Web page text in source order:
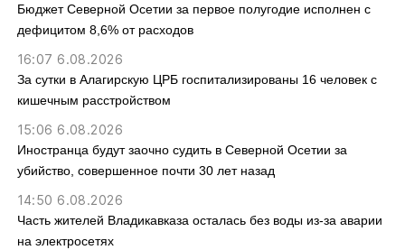
Бюджет Северной Осетии за первое полугодие исполнен с
дефицитом 8,6% от расходов
16:07 6.08.2026
За сутки в Алагирскую ЦРБ госпитализированы 16 человек с
кишечным расстройством
15:06 6.08.2026
Иностранца будут заочно судить в Северной Осетии за
убийство, совершенное почти 30 лет назад
14:50 6.08.2026
Часть жителей Владикавказа осталась без воды из-за аварии
на электросетях